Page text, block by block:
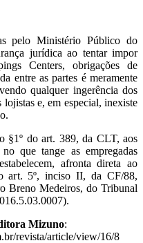
pelo Ministério Público do
jurídica ao tentar impor
Centers, obrigações de
entre as partes é meramente
qualquer ingerência dos
lojistas e, em especial, inexiste
§1º do art. 389, da CLT, aos
que tange as empregadas
afronta direta ao
art. 5º, inciso II, da CF/88,
Breno Medeiros, do Tribunal
Mizuno:
revista/article/view/16/8